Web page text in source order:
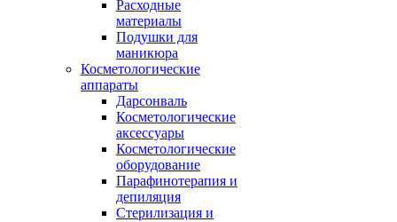
Расходные
материалы
Подушки для
маникюра
Косметологические
аппараты
Дарсонваль
Косметологические
аксессуары
Косметологические
оборудование
Парафинотерапия и
депиляция
Стерилизация и